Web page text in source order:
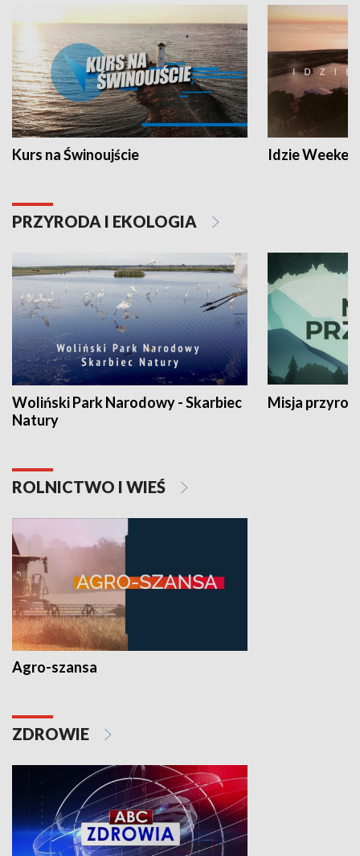
Kurs na Świnoujście Idzie
PRZYRODA I EKOLOGIA
Woliński Park Narodowy - Skarbiec
Natury
Misja
ROLNICTWO I WIEŚ
Agro-szansa
ZDROWIE